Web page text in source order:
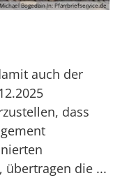
Bogedain In: Pfarrbriefservice.de
auch der
dass
übertragen die ...